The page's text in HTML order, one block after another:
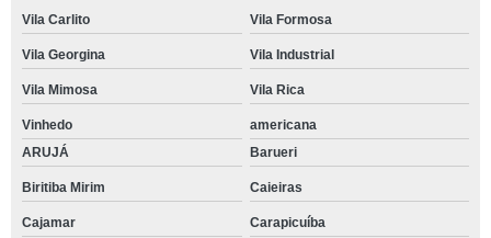
Vila Carlito Vila Formosa
Vila Georgina Vila Industrial
Vila Mimosa Vila Rica
Vinhedo
americana
ARUJÁ
Barueri
Biritiba Mirim Caieiras
Cajamar Carapicuíba